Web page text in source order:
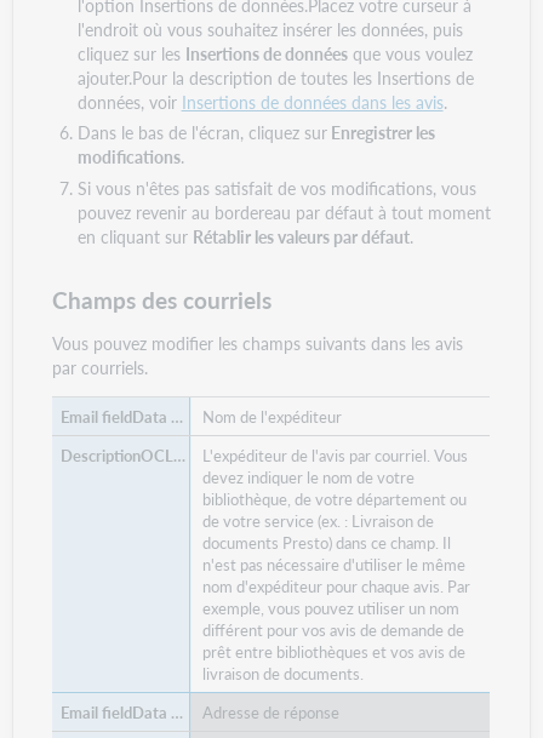
l'endroit où vous souhaitez insérer les données, puis
cliquez sur les Insertions de donnéesque vous voulez
ajouter.Pour la description de toutes les Insertions de
données, voir Insertions de données dans les avis.
Dans le bas de l'écran, cliquez surEnregistrer les
modifications.
Si vous n'êtes pas satisfait de vos modifications, vous
pouvez revenir au bordereau par défaut à tout moment
en cliquant sur Rétablir les valeurs par défaut.
Champs des courriels
Vous pouvez modifier les champs suivants dans les avis
par courriels.
Nom de l'expéditeur
L'expéditeur de l'avis par courriel. Vous
devez indiquer le nom de votre
bibliothèque, de votre département ou
de votre service (ex. : Livraison de
documents Presto) dans ce champ. Il
n'est pas nécessaire d'utiliser le même
nom d'expéditeur pour chaque avis. Par
exemple, vous pouvez utiliser un nom
différent pour vos avis de demande de
prêt entre bibliothèques et vos avis de
livraison de documents.
Adresse de réponse